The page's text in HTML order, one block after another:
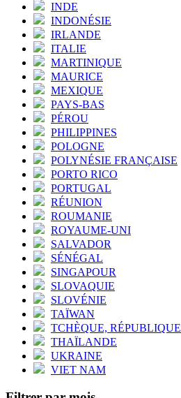
INDE
INDONÉSIE
IRLANDE
ITALIE
MARTINIQUE
MAURICE
MEXIQUE
PAYS-BAS
PÉROU
PHILIPPINES
POLOGNE
POLYNÉSIE FRANÇAISE
PORTO RICO
PORTUGAL
RÉUNION
ROUMANIE
ROYAUME-UNI
SALVADOR
SÉNÉGAL
SINGAPOUR
SLOVAQUIE
SLOVÉNIE
TAÏWAN
TCHÈQUE, RÉPUBLIQUE
THAÏLANDE
UKRAINE
VIET NAM